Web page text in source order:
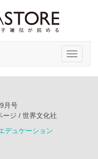
Toggle
月号
ージ / 世界文化社
デュケーション